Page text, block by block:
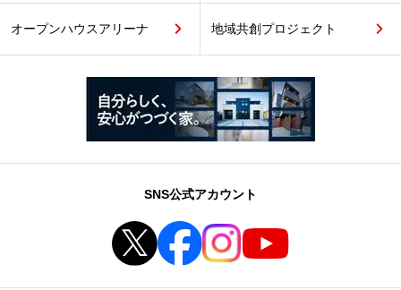
オープンハウスアリーナ 地域共創プロジェクト
SNS公式アカウント